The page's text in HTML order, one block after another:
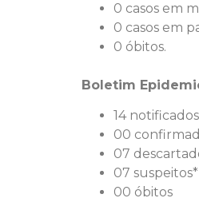
0 casos em
0 casos em
0 óbitos.
Boletim
14
00
07
07 suspeitos*
00 óbitos